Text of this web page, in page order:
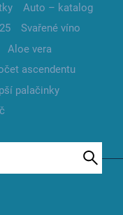
Auto – katalog
Svařené víno
Aloe vera
ascendentu
palačinky